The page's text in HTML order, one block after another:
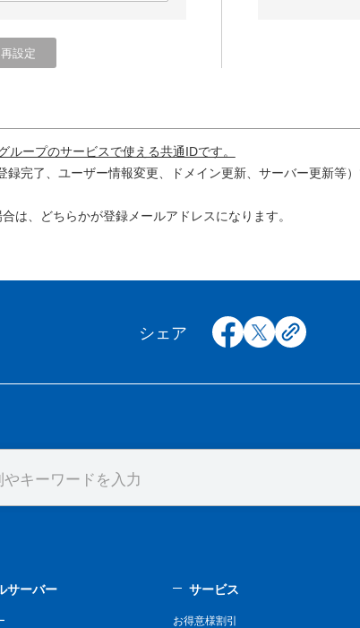
ープのサービスで使える共通IDです。
録完了、ユーザー情報変更、ドメイン更新、サーバー更新等
は、どちらかが登録メールアドレスになります。
シェア facebook
x copy
サーバー サービス
お得意様割引